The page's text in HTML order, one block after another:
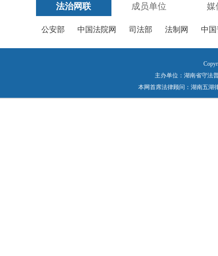
法治网联 成员单位 媒
公安部 中国法院网 司法部 法制网 中
主办单位：湖南省守法
本网首席法律顾问：湖南五湖